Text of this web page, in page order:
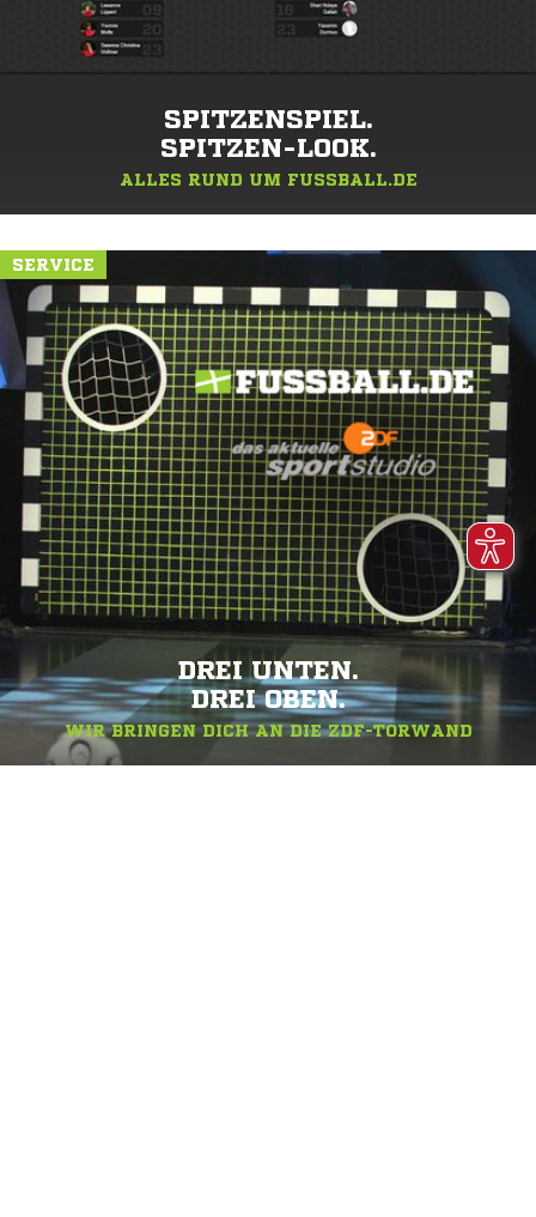
SPITZENSPIEL.
SPITZEN-LOOK.
ALLES RUND UM FUSSBALL.DE
SERVICE
DREI UNTEN.
DREI OBEN.
WIR BRINGEN DICH AN DIE ZDF-TORWAND